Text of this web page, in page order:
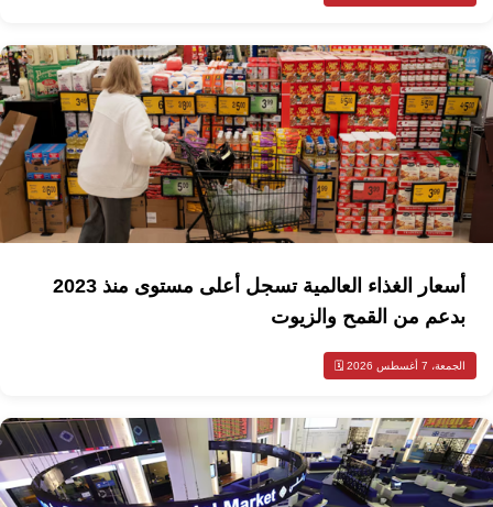
أسعار الغذاء العالمية تسجل أعلى مستوى منذ 2023
بدعم من القمح والزيوت
الجمعة، 7 أغسطس 2026 🗓️